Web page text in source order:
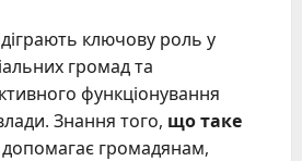
ключову роль у
громад та
функціонування
Знання того, що таке
допомагає громадянам,